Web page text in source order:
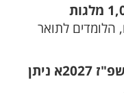
1,000 מלגות
, הלומדים לתואר
בקשות למלגה לסמסטר סתיו תשפ"ז 2027א ניתן